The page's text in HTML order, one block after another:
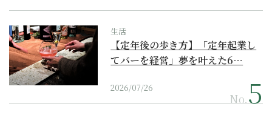
生活
【定年後の歩き方】「定年起業し
てバーを経営」夢を叶えた6…
2026/07/26
No.